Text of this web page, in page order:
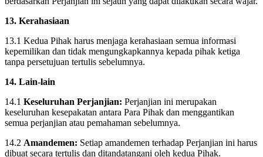
13. Kerahasiaan
13.1 Kedua Pihak harus menjaga kerahasiaan semua informasi
kepemilikan dan tidak mengungkapkannya kepada pihak ketiga
tanpa persetujuan tertulis sebelumnya.
14. Lain-lain
14.1 Keseluruhan Perjanjian: Perjanjian ini merupakan
keseluruhan kesepakatan antara Para Pihak dan menggantikan
semua perjanjian atau pemahaman sebelumnya.
14.2 Amandemen: Setiap amandemen terhadap Perjanjian ini harus
dibuat secara tertulis dan ditandatangani oleh kedua Pihak.